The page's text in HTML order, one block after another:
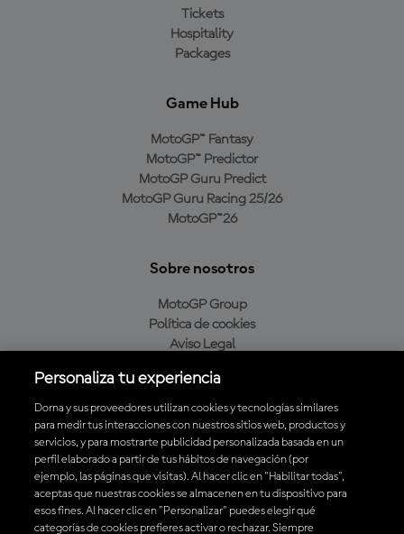
Tickets
Hospitality
Packages
Game Hub
MotoGP™ Fantasy
MotoGP™ Predictor
MotoGP Guru Predict
MotoGP Guru Racing 25/26
MotoGP™26
Sobre nosotros
MotoGP Group
Política de cookies
Aviso Legal
Política de compra
Descarga la aplicación oficial de MotoGP™
Personaliza tu experiencia
Dorna y sus proveedores utilizan cookies y tecnologías similares
para medir tus interacciones con nuestros sitios web, productos y
servicios, y para mostrarte publicidad personalizada basada en un
perfil elaborado a partir de tus hábitos de navegación (por
ejemplo, las páginas que visitas). Al hacer clic en "Habilitar todas",
aceptas que nuestras cookies se almacenen en tu dispositivo para
esos fines. Al hacer clic en "Personalizar" puedes elegir qué
categorías de cookies prefieres activar o rechazar. Siempre